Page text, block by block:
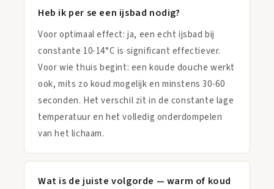
Heb ik per se een ijsbad nodig?
Voor optimaal effect: ja, een echt ijsbad bij
constante 10-14°C is significant effectiever.
Voor wie thuis begint: een koude douche werkt
ook, mits zo koud mogelijk en minstens 30-60
seconden. Het verschil zit in de constante lage
temperatuur en het volledig onderdompelen
van het lichaam.
Wat is de juiste volgorde — warm of koud